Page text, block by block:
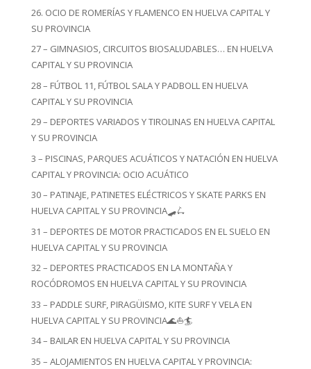
26. OCIO DE ROMERÍAS Y FLAMENCO EN HUELVA CAPITAL Y
SU PROVINCIA
27 – GIMNASIOS, CIRCUITOS BIOSALUDABLES… EN HUELVA
CAPITAL Y SU PROVINCIA
28 – FÚTBOL 11, FÚTBOL SALA Y PADBOLL EN HUELVA
CAPITAL Y SU PROVINCIA
29 – DEPORTES VARIADOS Y TIROLINAS EN HUELVA CAPITAL
Y SU PROVINCIA
3 – PISCINAS, PARQUES ACUÁTICOS Y NATACIÓN EN HUELVA
CAPITAL Y PROVINCIA: OCIO ACUÁTICO
30 – PATINAJE, PATINETES ELÉCTRICOS Y SKATE PARKS EN
HUELVA CAPITAL Y SU PROVINCIA🛹🛴
31 – DEPORTES DE MOTOR PRACTICADOS EN EL SUELO EN
HUELVA CAPITAL Y SU PROVINCIA
32 – DEPORTES PRACTICADOS EN LA MONTAÑA Y
ROCÓDROMOS EN HUELVA CAPITAL Y SU PROVINCIA
33 – PADDLE SURF, PIRAGÜISMO, KITE SURF Y VELA EN
HUELVA CAPITAL Y SU PROVINCIA🌊⛵🏄
34 – BAILAR EN HUELVA CAPITAL Y SU PROVINCIA
35 – ALOJAMIENTOS EN HUELVA CAPITAL Y PROVINCIA: